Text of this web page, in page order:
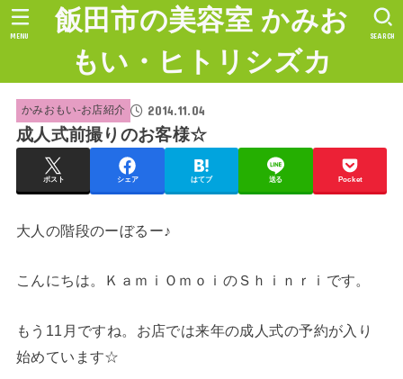
飯田市の美容室 かみお
もい・ヒトリシズカ
SEARCH
MENU
かみおもい-お店紹介 2014.11.04
成人式前撮りのお客様☆
ポスト シェア はてブ 送る Pocket
大人の階段のーぼるー♪
こんにちは。ＫａｍｉＯｍｏｉのＳｈｉｎｒｉです。
もう11月ですね。お店では来年の成人式の予約が入り
始めています☆